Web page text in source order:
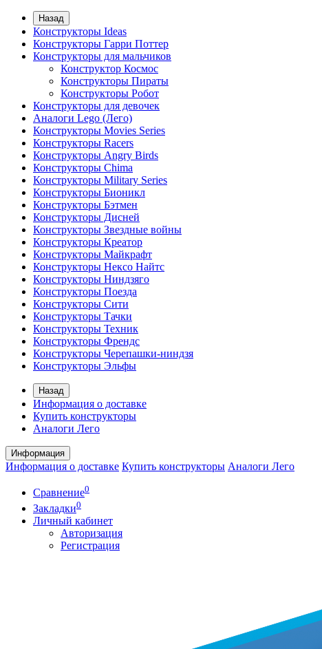
Назад
Конструкторы Ideas
Конструкторы Гарри Поттер
Конструкторы для мальчиков
Конструктор Космос
Конструкторы Пираты
Конструкторы Робот
Конструкторы для девочек
Аналоги Lego (Лего)
Конструкторы Movies Series
Конструкторы Racers
Конструкторы Angry Birds
Конструкторы Chima
Конструкторы Military Series
Конструкторы Бионикл
Конструкторы Бэтмен
Конструкторы Дисней
Конструкторы Звездные войны
Конструкторы Креатор
Конструкторы Майкрафт
Конструкторы Нексо Найтс
Конструкторы Ниндзяго
Конструкторы Поезда
Конструкторы Сити
Конструкторы Тачки
Конструкторы Техник
Конструкторы Френдс
Конструкторы Черепашки-ниндзя
Конструкторы Эльфы
Назад
Информация о доставке
Купить конструкторы
Аналоги Лего
Информация
Информация о доставке Купить конструкторы Аналоги Лего
Сравнение0
Закладки0
Личный кабинет
Авторизация
Регистрация